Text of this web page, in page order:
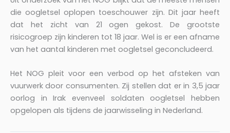
die oogletsel oplopen toeschouwer zijn. Dit jaar heeft
dat het zicht van 21 ogen gekost. De grootste
risicogroep zijn kinderen tot 18 jaar. Wel is er een afname
van het aantal kinderen met oogletsel geconcludeerd.
Het NOG pleit voor een verbod op het afsteken van
vuurwerk door consumenten. Zij stellen dat er in 3,5 jaar
oorlog in Irak evenveel soldaten oogletsel hebben
opgelopen als tijdens de jaarwisseling in Nederland.